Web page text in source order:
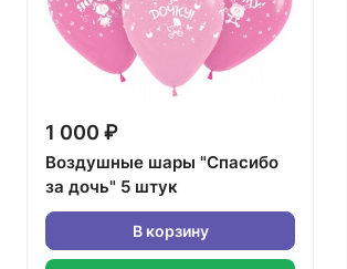
1 000 ₽
Воздушные шары "Спасибо
за дочь" 5 штук
В корзину